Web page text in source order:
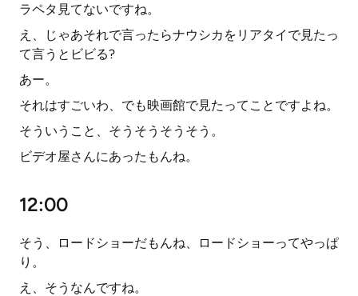
ラペタ見てないですね。
え、じゃあそれで言ったらナウシカをリアタイで見たっ
て言うとビビる?
あー。
それはすごいわ、でも映画館で見たってことですよね。
そういうこと、そうそうそうそう。
ビデオ屋さんにあったもんね。
12:00
そう、ロードショーだもんね、ロードショーってやっぱ
り。
え、そうなんですね。